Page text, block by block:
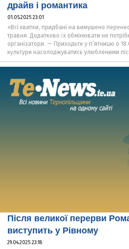
драйв і романтика
01.05.2025 23:01
«Всі квитки, придбані на вимушено
травня. Додатково їх обмінювати не
організатори. — Приходьте у п’ятницю о
культури насолоджуватись улюбленими
Після великої перерви
виступить у Рівному
29.04.2025 23:18